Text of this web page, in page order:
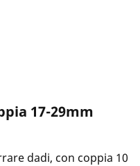
17-29mm
dadi, con coppia 10